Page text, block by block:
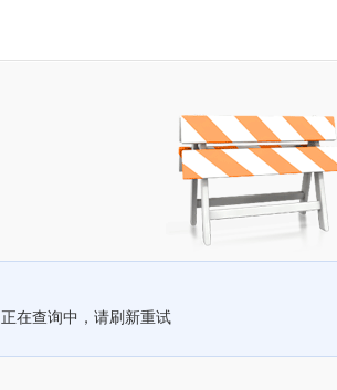
正在查询中，请刷新重试